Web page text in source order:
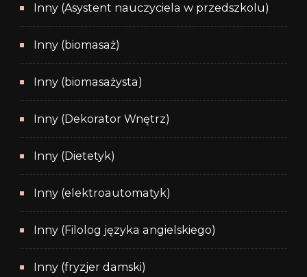
Inny (Asystent nauczyciela w przedszkolu)
Inny (biomasaż)
Inny (biomasażysta)
Inny (Dekorator Wnętrz)
Inny (Dietetyk)
Inny (elektroautomatyk)
Inny (Filolog języka angielskiego)
Inny (fryzjer damski)